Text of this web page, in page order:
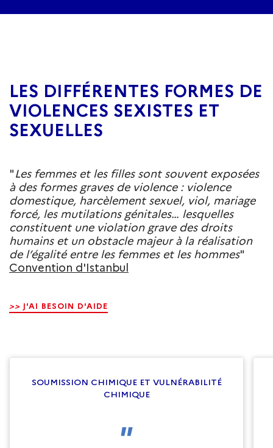
LES DIFFÉRENTES FORMES DE
VIOLENCES SEXISTES ET
SEXUELLES
"Les femmes et les filles sont souvent exposées
à des formes graves de violence : violence
domestique, harcèlement sexuel, viol, mariage
forcé, les mutilations génitales… lesquelles
constituent une violation grave des droits
humains et un obstacle majeur à la réalisation
de l’égalité entre les femmes et les hommes"
Convention d'Istanbul
>> J'AI BESOIN D'AIDE
SOUMISSION CHIMIQUE ET VULNÉRABILITÉ
CHIMIQUE